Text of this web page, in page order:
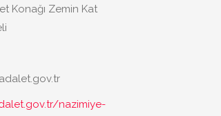
Konağı Zemin Kat
nazimiye-